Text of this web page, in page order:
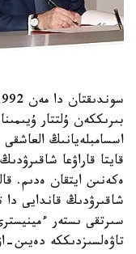
بىرىككەن ۇلتتار
اسسامبلەيانىڭ
قايتا قاراۋعا
ەكەنىن ايتقان ەدىم.
شاقىرۋدىڭ قاندايى دا
سىرتقى ىستەر
تاۋەلسىزدىككە